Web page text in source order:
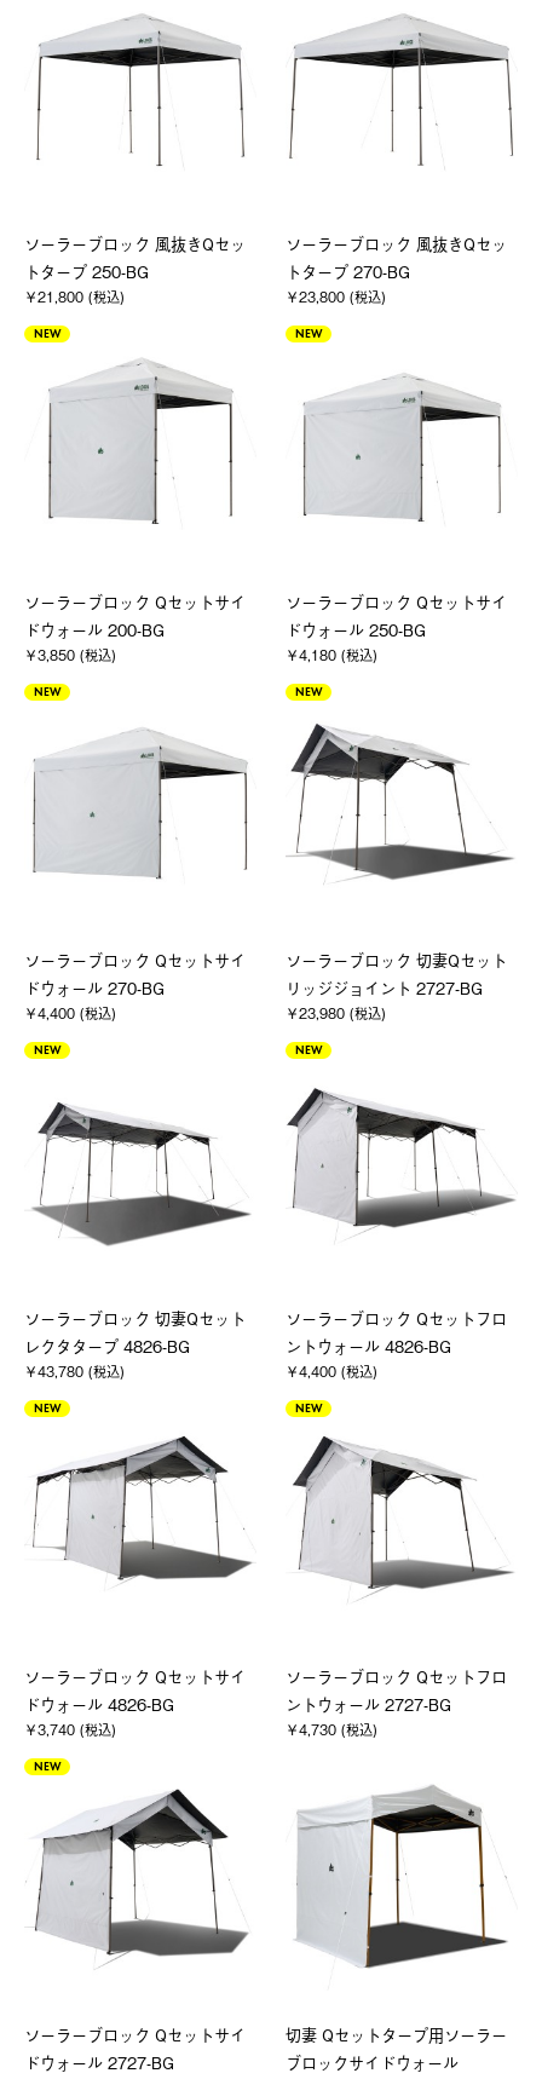
ソーラーブロック 風抜きQセッ
トタープ 250-BG
￥21,800 (税込)
ソーラーブロック 風抜きQセッ
トタープ 270-BG
￥23,800 (税込)
NEW
ソーラーブロック Qセットサイ
ドウォール 200-BG
￥3,850 (税込)
NEW
ソーラーブロック Qセットサイ
ドウォール 250-BG
￥4,180 (税込)
NEW
ソーラーブロック Qセットサイ
ドウォール 270-BG
￥4,400 (税込)
NEW
ソーラーブロック 切妻Qセット
リッジジョイント 2727-BG
￥23,980 (税込)
NEW
ソーラーブロック 切妻Qセット
レクタタープ 4826-BG
￥43,780 (税込)
NEW
ソーラーブロック Qセットフロ
ントウォール 4826-BG
￥4,400 (税込)
NEW
ソーラーブロック Qセットサイ
ドウォール 4826-BG
￥3,740 (税込)
NEW
ソーラーブロック Qセットフロ
ントウォール 2727-BG
￥4,730 (税込)
NEW
ソーラーブロック Qセットサイ
ドウォール 2727-BG
切妻 Qセットタープ用ソーラー
ブロックサイドウォール